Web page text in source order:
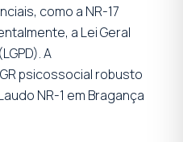
como a NR-17
a Lei Geral
A
psicossocial robusto
NR-1 em Bragança